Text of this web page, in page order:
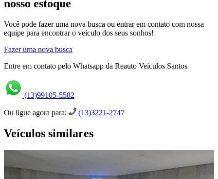
nosso estoque
Você pode fazer uma nova busca ou entrar em contato com nossa
equipe para encontrar o veículo dos seus sonhos!
Fazer uma nova busca
Entre em contato pelo Whatsapp da Reauto Veículos Santos
(13)99105-5582
Ou ligue agora para: (13)3221-2747
Veículos similares